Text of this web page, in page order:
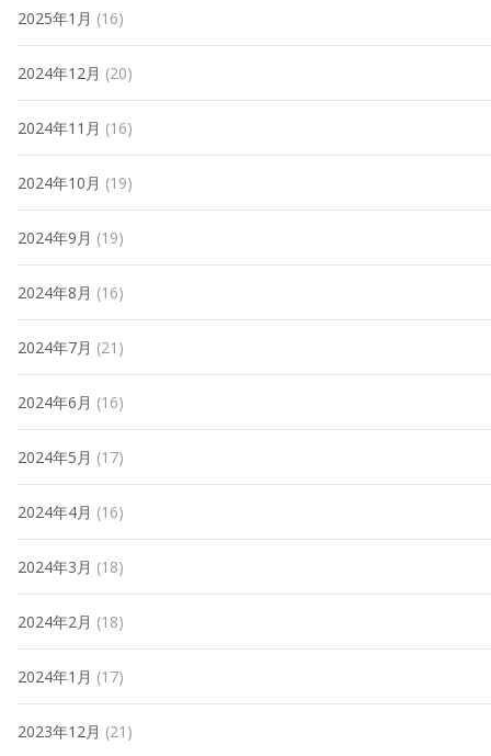
2025年1月 (16)
2024年12月 (20)
2024年11月 (16)
2024年10月 (19)
2024年9月 (19)
2024年8月 (16)
2024年7月 (21)
2024年6月 (16)
2024年5月 (17)
2024年4月 (16)
2024年3月 (18)
2024年2月 (18)
2024年1月 (17)
2023年12月 (21)